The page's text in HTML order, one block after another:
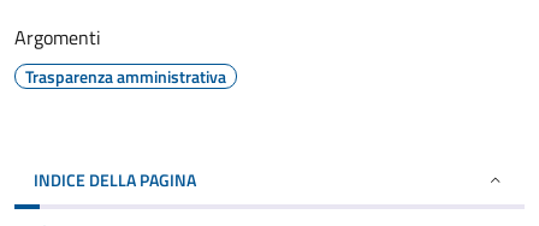
Argomenti
Trasparenza amministrativa
INDICE DELLA PAGINA